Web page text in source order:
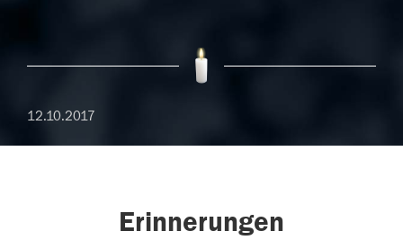
12.10.2017
Erinnerungen